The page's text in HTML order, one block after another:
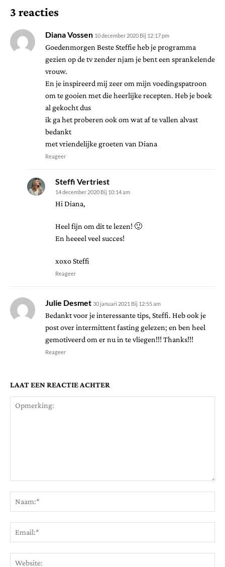
3 reacties
Diana Vossen 10 december 2020 Bij 12:17 pm
Goedenmorgen Beste Steffie heb je programma
gezien op de tv zender njam je bent een sprankelende
vrouw.
En je inspireerd mij zeer om mijn voedingspatroon
om te gooien met die heerlijke recepten. Heb je boek
al gekocht dus
ik ga het proberen ook om wat af te vallen alvast
bedankt
met vriendelijke groeten van Diana
Reageer
Steffi Vertriest
14 december 2020 Bij 10:14 am
Hi Diana,
Heel fijn om dit te lezen! 🙂
En heeeel veel succes!
xoxo Steffi
Reageer
Julie Desmet 30 januari 2021 Bij 12:55 am
Bedankt voor je interessante tips, Steffi. Heb ook je
post over intermittent fasting gelezen; en ben heel
gemotiveerd om er nu in te vliegen!!! Thanks!!!
Reageer
LAAT EEN REACTIE ACHTER